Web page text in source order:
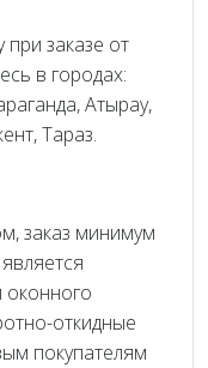
при заказе от
в городах:
Атырау,
Тараз.
заказ минимум
откидные
покупателям